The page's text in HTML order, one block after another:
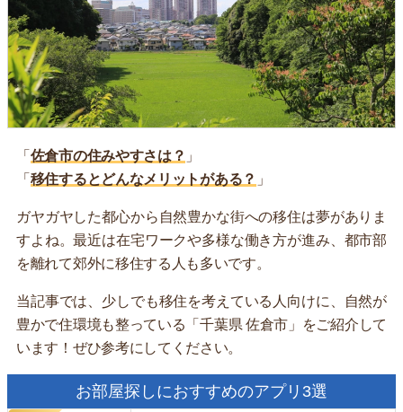
「 佐倉市の住みやすさは？ 」
「 移住するとどんなメリットがある？ 」
ガヤガヤした都心から自然豊かな街への移住は夢がありま
すよね。最近は在宅ワークや多様な働き方が進み、都市部
を離れて郊外に移住する人も多いです。
当記事では、少しでも移住を考えている人向けに、自然が
豊かで住環境も整っている「千葉県 佐倉市」をご紹介して
います！ぜひ参考にしてください。
お部屋探しにおすすめのアプリ3選